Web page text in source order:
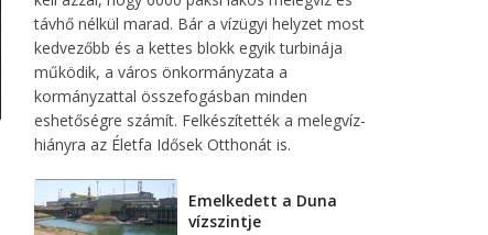
távhő nélkül marad. Bár a vízügyi helyzet most
kedvezőbb és a kettes blokk egyik turbinája
működik, a város önkormányzata a
kormányzattal összefogásban minden
eshetőségre számít. Felkészítették a melegvíz-
hiányra az Életfa Idősek Otthonát is.
Emelkedett a Duna
vízszintje